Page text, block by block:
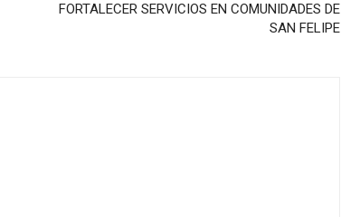
FORTALECER SERVICIOS EN COMUNIDADES DE
SAN FELIPE